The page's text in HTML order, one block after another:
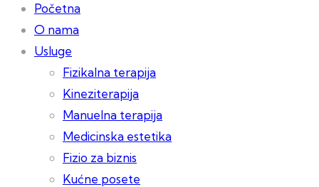
Početna
O nama
Usluge
Fizikalna terapija
Kineziterapija
Manuelna terapija
Medicinska estetika
Fizio za biznis
Kućne posete